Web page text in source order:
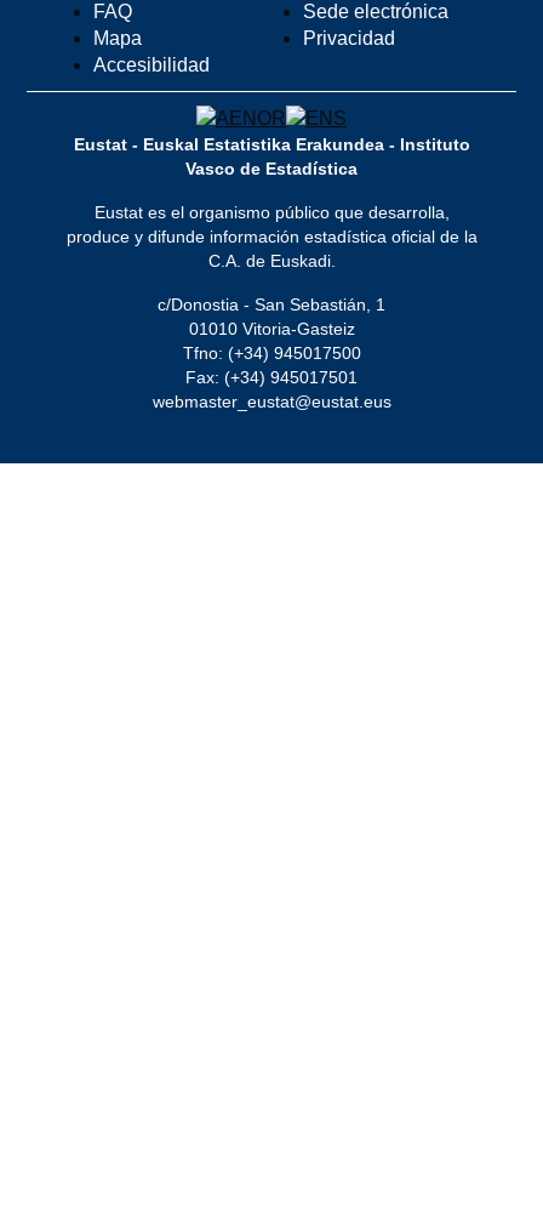
FAQ
Mapa
Accesibilidad
Sede electrónica
Privacidad
Eustat - Euskal Estatistika Erakundea - Instituto
Vasco de Estadística
Eustat es el organismo público que desarrolla,
produce y difunde información estadística oficial de la
C.A. de Euskadi.
c/Donostia - San Sebastián, 1
01010 Vitoria-Gasteiz
Tfno: (+34) 945017500
Fax: (+34) 945017501
webmaster_eustat@eustat.eus